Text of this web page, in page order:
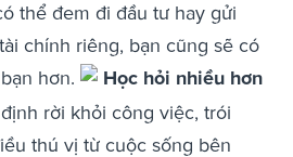
thể đem đi đầu tư hay gửi
chính riêng, bạn cũng sẽ có
hơn.
Học hỏi nhiều hơn
rời khỏi công việc, trói
thú vị từ cuộc sống bên